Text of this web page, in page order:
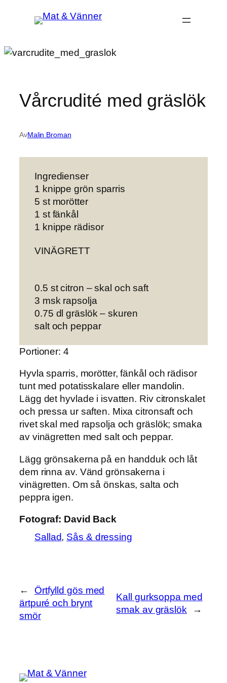
Vårcrudité med gräslök
AvMalin Broman
Ingredienser
1 knippe grön sparris
5 st morötter
1 st fänkål
1 knippe rädisor
VINÄGRETT
0.5 st citron – skal och saft
3 msk rapsolja
0.75 dl gräslök – skuren
salt och peppar
Portioner: 4
Hyvla sparris, morötter, fänkål och rädisor
tunt med potatisskalare eller mandolin.
Lägg det hyvlade i isvatten. Riv citronskalet
och pressa ur saften. Mixa citronsaft och
rivet skal med rapsolja och gräslök; smaka
av vinägretten med salt och peppar.
Lägg grönsakerna på en handduk och låt
dem rinna av. Vänd grönsakerna i
vinägretten. Om så önskas, salta och
peppra igen.
Fotograf: David Back
Sallad, Sås & dressing
←
Örtfylld gös med
ärtpuré och brynt
smör
Kall gurksoppa med
smak av gräslök
→